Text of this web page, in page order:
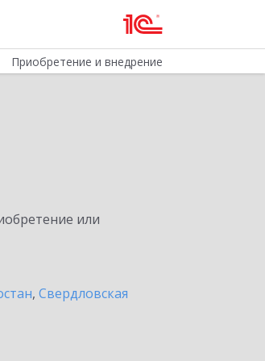
Приобретение и внедрение
или
, Свердловская